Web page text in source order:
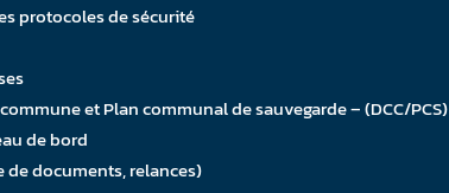
protocoles de sécurité
et Plan communal de sauvegarde – (DCC/PCS)
de bord
de documents, relances)